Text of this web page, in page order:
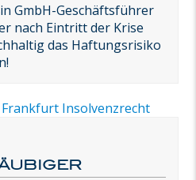
GmbH-Geschäftsführer
nach Eintritt der Krise
das Haftungsrisiko